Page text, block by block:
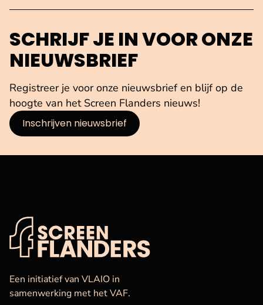
SCHRIJF JE IN VOOR ONZE
NIEUWSBRIEF
Registreer je voor onze nieuwsbrief en blijf op de
hoogte van het Screen Flanders nieuws!
Inschrijven nieuwsbrief
VAF
Een initiatief van VLAIO in
samenwerking met het VAF.